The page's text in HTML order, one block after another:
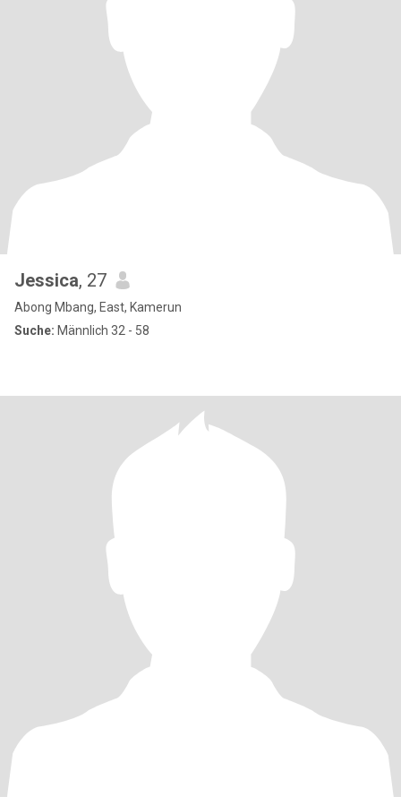
Jessica, 27
Abong Mbang, East, Kamerun
Suche: Männlich 32 - 58